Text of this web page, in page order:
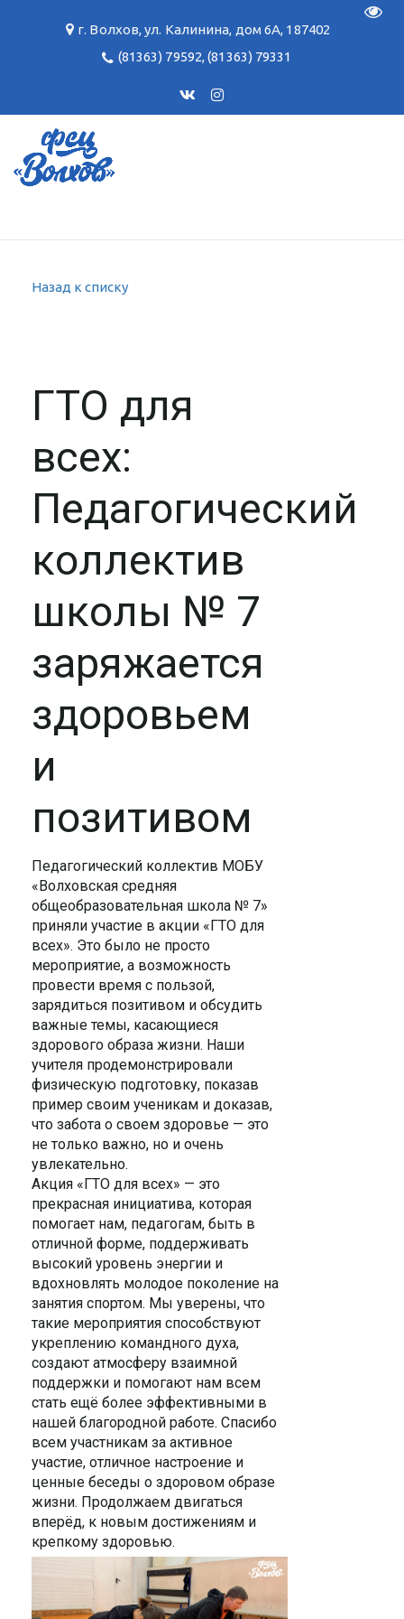
г. Волхов,ул. Калинина, дом 6А, 187402
(81363) 79592,(81363) 79331
Назад к списку
ГТО для
всех:
Педагогический
коллектив
школы № 7
заряжается
здоровьем
и
позитивом
Педагогический коллектив МОБУ
«Волховская средняя
общеобразовательная школа № 7»
приняли участие в акции «ГТО для
всех». Это было не просто
мероприятие, а возможность
провести время с пользой,
зарядиться позитивом и обсудить
важные темы, касающиеся
здорового образа жизни. Наши
учителя продемонстрировали
физическую подготовку, показав
пример своим ученикам и доказав,
что забота о своем здоровье — это
не только важно, но и очень
увлекательно.
Акция «ГТО для всех» — это
прекрасная инициатива, которая
помогает нам, педагогам, быть в
отличной форме, поддерживать
высокий уровень энергии и
вдохновлять молодое поколение на
занятия спортом. Мы уверены, что
такие мероприятия способствуют
укреплению командного духа,
создают атмосферу взаимной
поддержки и помогают нам всем
стать ещё более эффективными в
нашей благородной работе. Спасибо
всем участникам за активное
участие, отличное настроение и
ценные беседы о здоровом образе
жизни. Продолжаем двигаться
вперёд, к новым достижениям и
крепкому здоровью.